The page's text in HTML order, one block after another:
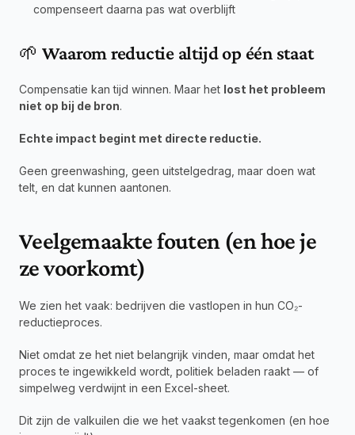
compenseert daarna pas wat overblijft
🌱 Waarom reductie altijd op één staat
Compensatie kan tijd winnen. Maar het lost het probleem
niet op bij de bron.
Echte impact begint met directe reductie.
Geen greenwashing, geen uitstelgedrag, maar doen wat
telt, en dat kunnen aantonen.
Veelgemaakte fouten (en hoe je
ze voorkomt)
We zien het vaak: bedrijven die vastlopen in hun CO₂-
reductieproces.
Niet omdat ze het niet belangrijk vinden, maar omdat het
proces te ingewikkeld wordt, politiek beladen raakt — of
simpelweg verdwijnt in een Excel-sheet.
Dit zijn de valkuilen die we het vaakst tegenkomen (en hoe